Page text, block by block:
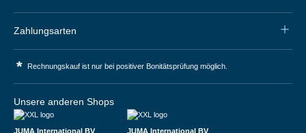
Zahlungsarten
* Rechnungskauf ist nur bei positiver Bonitätsprüfung möglich.
Unsere anderen Shops
JUMA International BV
JUMA International BV